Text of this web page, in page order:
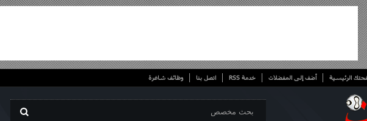
الرئيسية أضف إلى المفضلات خدمة RSS اتصل بنا وظائف شاغرة